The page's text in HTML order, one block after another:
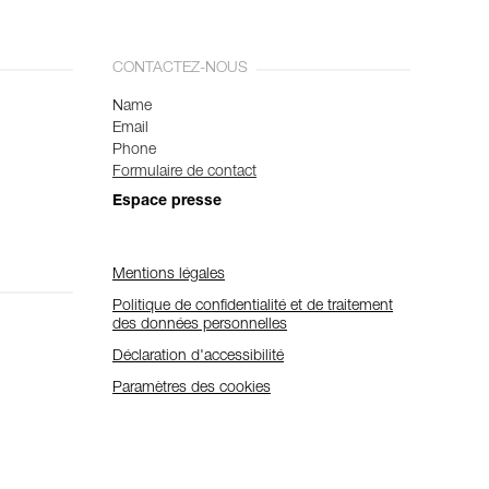
CONTACTEZ-NOUS
Name
Email
Phone
Formulaire de contact
Espace presse
Mentions légales
Politique de confidentialité et de traitement
des données personnelles
Déclaration d'accessibilité
Paramètres des cookies